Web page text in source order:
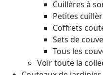
Cuillères à
Petites
Coffrets
Sets de
Tous les
Voir toute la